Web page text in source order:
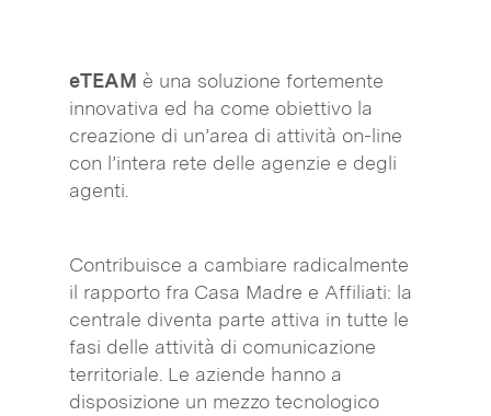
eTEAM è una soluzione fortemente
innovativa ed ha come obiettivo la
creazione di un’area di attività on-line
con l’intera rete delle agenzie e degli
agenti.
Contribuisce a cambiare radicalmente
il rapporto fra Casa Madre e Affiliati: la
centrale diventa parte attiva in tutte le
fasi delle attività di comunicazione
territoriale. Le aziende hanno a
disposizione un mezzo tecnologico